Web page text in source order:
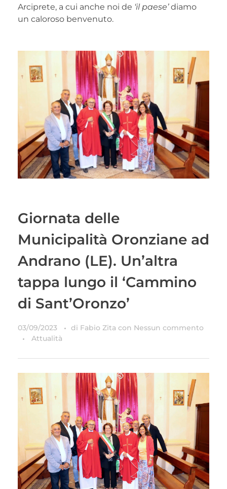
Arciprete, a cui anche noi de ‘il paese’diamo
un caloroso benvenuto.
Giornata delle
Municipalità Oronziane ad
Andrano (LE). Un’altra
tappa lungo il ‘Cammino
di Sant’Oronzo’
03/09/2023 di Fabio Zita con Nessun commento
Attualità